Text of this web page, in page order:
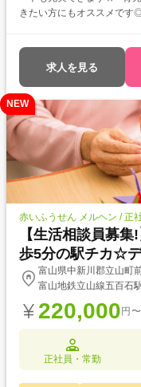
きたい方にもオススメです
求人を見る
NEW
赤いふうせん メルヘン / 正
【生活相談員募
歩5分の駅チカ☆
富山県中新川郡立山町
富山地鉄立山線五百石
220,000 円
正社員・常勤